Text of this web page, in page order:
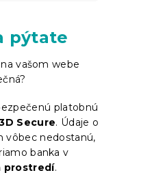
pýtate
vašom webe
platobnú
Secure. Údaje o
vôbec nedostanú,
banka v
prostredí.